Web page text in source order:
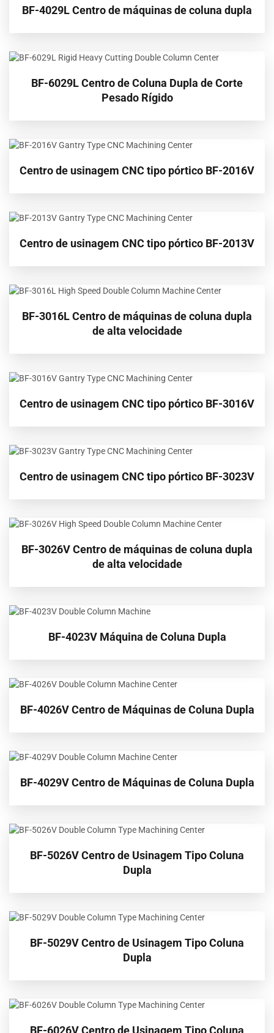
BF-4029L Centro de máquinas de coluna dupla
BF-6029L Centro de Coluna Dupla de Corte
Pesado Rígido
Centro de usinagem CNC tipo pórtico BF-2016V
Centro de usinagem CNC tipo pórtico BF-2013V
BF-3016L Centro de máquinas de coluna dupla
de alta velocidade
Centro de usinagem CNC tipo pórtico BF-3016V
Centro de usinagem CNC tipo pórtico BF-3023V
BF-3026V Centro de máquinas de coluna dupla
de alta velocidade
BF-4023V Máquina de Coluna Dupla
BF-4026V Centro de Máquinas de Coluna Dupla
BF-4029V Centro de Máquinas de Coluna Dupla
BF-5026V Centro de Usinagem Tipo Coluna
Dupla
BF-5029V Centro de Usinagem Tipo Coluna
Dupla
BF-6026V Centro de Usinagem Tipo Coluna